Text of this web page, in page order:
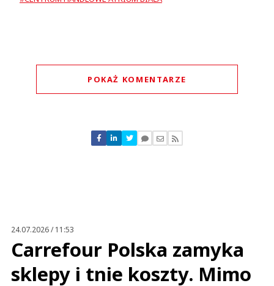
POKAŻ KOMENTARZE
Nie znaleziono komentarzy
Zostaw swoje komentarze
24.07.2026 / 11:53
Carrefour Polska zamyka
sklepy i tnie koszty. Mimo